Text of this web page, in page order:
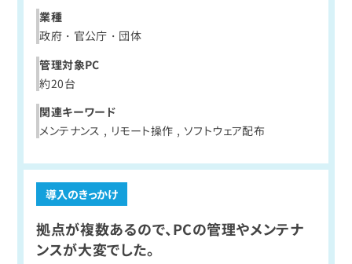
業種
政府・官公庁・団体
管理対象PC
約20台
関連キーワード
メンテナンス , リモート操作 , ソフトウェア配布
拠点が複数あるので、PCの管理やメンテナ
ンスが大変でした。